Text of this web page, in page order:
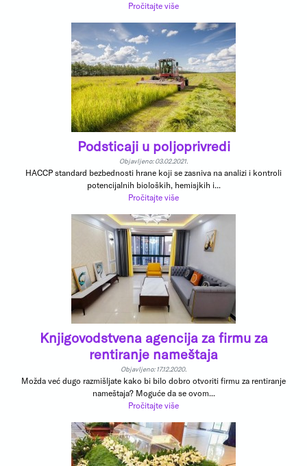
Pročitajte više
Podsticaji u poljoprivredi
Objavljeno: 03.02.2021.
HACCP standard bezbednosti hrane koji se zasniva na analizi i kontroli
potencijalnih bioloških, hemisjkih i...
Pročitajte više
Knjigovodstvena agencija za firmu za
rentiranje nameštaja
Objavljeno: 17.12.2020.
Možda već dugo razmišljate kako bi bilo dobro otvoriti firmu za rentiranje
nameštaja? Moguće da se ovom...
Pročitajte više